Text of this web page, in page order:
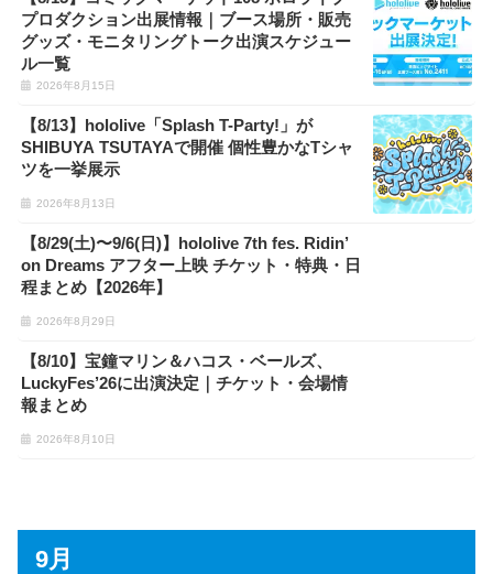
2026年8月15日
プロダクション出展情報｜ブース場所・販売
グッズ・モニタリングトーク出演スケジュー
ル一覧
2026年8月13日
【8/13】hololive「Splash T-Party!」が
SHIBUYA TSUTAYAで開催 個性豊かなTシャ
ツを一挙展示
2026年8月29日
【8/29(土)〜9/6(日)】hololive 7th fes. Ridin’
on Dreams アフター上映 チケット・特典・日
程まとめ【2026年】
2026年8月10日
【8/10】宝鐘マリン＆ハコス・ベールズ、
LuckyFes’26に出演決定｜チケット・会場情
報まとめ
9月